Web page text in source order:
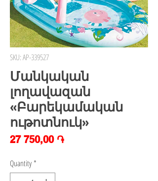
SKU: AP-339527
Մանկական
լողավազան
«Բարեկամական
ութոտնուկ»
27 750,00 ֏Price
Quantity *